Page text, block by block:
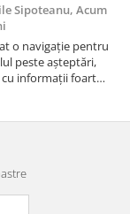
Sipoteanu, Acum
o navigație pentru
peste așteptări,
informații foarte
rapidă, suport
o să revin
vi...